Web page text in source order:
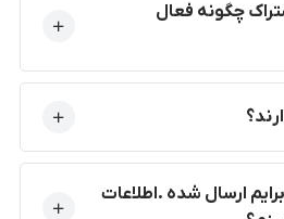
چگونه فعال
ارسال شده .اطلاعات